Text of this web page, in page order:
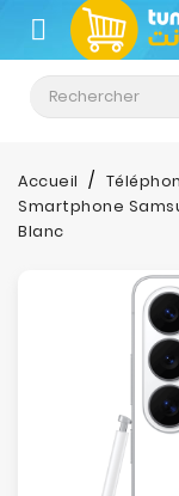
CATÉGORIE
Climatisation
Informatique
Téléphonie
Accueil
Smartphone
Blanc